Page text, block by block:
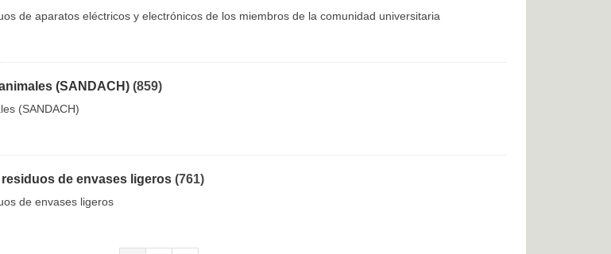
de aparatos eléctricos y electrónicos de los miembros de la comunidad universitaria
(SANDACH) (859)
(SANDACH)
de envases ligeros (761)
de envases ligeros